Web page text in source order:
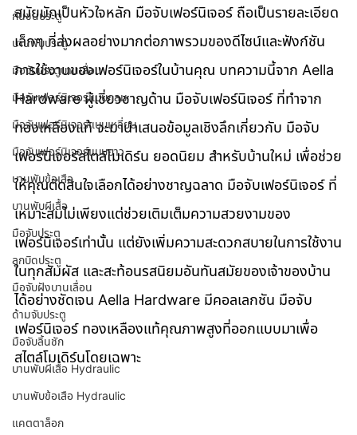
กันชนประตู
บานพับประตู
มือจับประตูบานเลื่อน
มือจับเฟอร์นิเจอร์แบบกลม
มือจับเฟอร์นิเจอร์แบบเหลี่ยม
มือจับเฟอร์นิเจอร์แบบยาว
บานพับข้อเสือ
บานพับผีเสื้อ
มือจับประตู
ลูกบิดประตู
มือจับฝังบานเลื่อน
ด้ามจับประตู
มือจับลิ้นชัก
บานพับผีเสื้อ Hydraulic
บานพับข้อเสือ Hydraulic
แคตตาล็อก
สมัยมักเป็นหัวใจหลัก มือจับเฟอร์นิเจอร์ ถือเป็นรายละเอียด
เล็กๆ ที่ส่งผลอย่างมากต่อภาพรวมของดีไซน์และฟังก์ชัน
การใช้งานของเฟอร์นิเจอร์ในบ้านคุณ บทความนี้จาก Aella
Hardware ผู้เชี่ยวชาญด้าน มือจับเฟอร์นิเจอร์ ที่ทำจาก
ทองเหลืองแท้ จะมานำเสนอข้อมูลเชิงลึกเกี่ยวกับ มือจับ
เฟอร์นิเจอร์สไตล์โมเดิร์น ยอดนิยม สำหรับบ้านใหม่ เพื่อช่วย
ให้คุณตัดสินใจเลือกได้อย่างชาญฉลาด มือจับเฟอร์นิเจอร์ ที่
เหมาะสมไม่เพียงแต่ช่วยเติมเต็มความสวยงามของ
เฟอร์นิเจอร์เท่านั้น แต่ยังเพิ่มความสะดวกสบายในการใช้งาน
ในทุกสัมผัส และสะท้อนรสนิยมอันทันสมัยของเจ้าของบ้าน
ได้อย่างชัดเจน Aella Hardware มีคอลเลกชัน มือจับ
เฟอร์นิเจอร์ ทองเหลืองแท้คุณภาพสูงที่ออกแบบมาเพื่อ
สไตล์โมเดิร์นโดยเฉพาะ